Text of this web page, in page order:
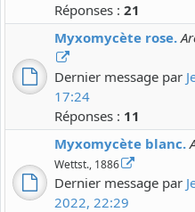
Réponses : 21
Myxomycète rose.
Dernier message par
17:24
Réponses : 11
Myxomycète blanc.
Wettst., 1886
Dernier message par
2022, 22:29